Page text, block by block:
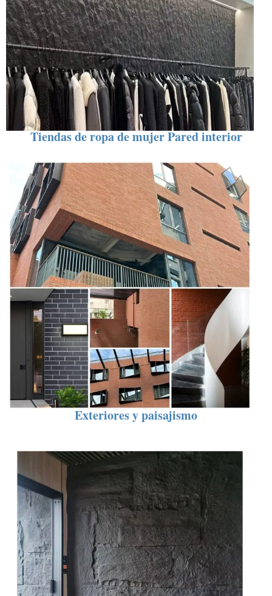
Tiendas de ropa de mujer Pared interior
Exteriores y paisajismo